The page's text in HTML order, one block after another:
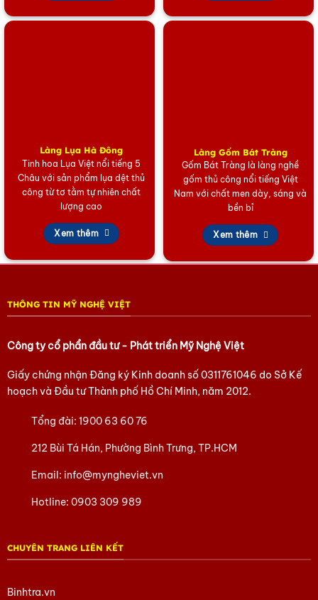
Làng Lụa Hà Đông
Tinh hoa Lụa Việt nổi tiếng 5
Châu với sản phẩm lụa dệt thủ
công từ tơ tằm tự nhiên chất
lượng cao
Xem thêm
Làng Gốm Bát Tràng
Gốm Bát Tràng là làng nghề
gốm thủ công nổi tiếng Việt
Nam với chất men dày, sáng và
bền bỉ
Xem thêm
THÔNG TIN MỸ NGHỆ VIỆT
Công ty cổ phẩn đầu tư - Phát triển Mỹ Nghệ Việt
Giấy chứng nhận Đăng ký Kinh doanh số0311761046 do Sở Kế
hoạch và Đầu tư Thành phố Hồ Chí Minh, năm 2012.
Tổng đài:1900 63 60 76
212 Bùi Tá Hán, Phường Bình Trưng, TP.HCM
Email: info@myngheviet.vn
Hotline:0903 309 989
CHUYÊN TRANG LIÊN KẾT
Binhtra.vn